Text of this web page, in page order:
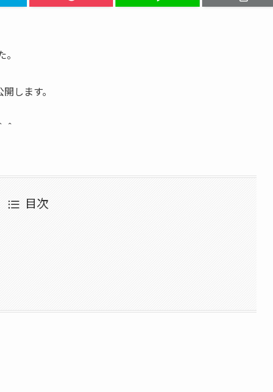
します。
目次